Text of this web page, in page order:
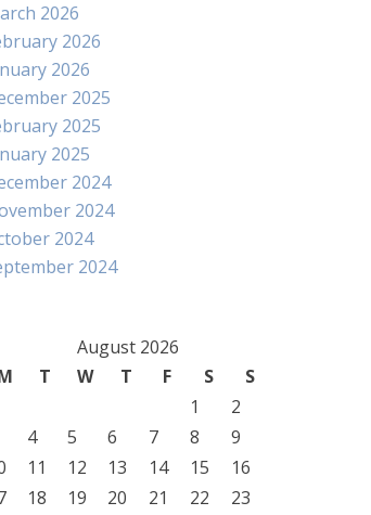
2026
2026
2026
2025
2025
2025
2024
2024
2024
2024
August 2026
T W T F S
S
1
2
4 5 6 7 8
9
11 12 13 14 15
16
18 19 20 21 22
23